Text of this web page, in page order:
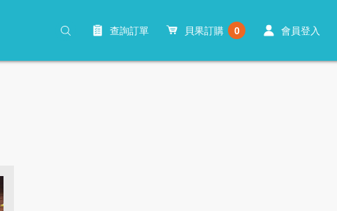
查詢訂單 貝果訂購 0 會員登入